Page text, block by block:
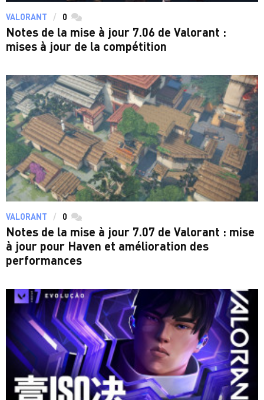
VALORANT 0 commentaires
Notes de la mise à jour 7.06 de Valorant :
mises à jour de la compétition
VALORANT 0 commentaires
Notes de la mise à jour 7.07 de Valorant : mise
à jour pour Haven et amélioration des
performances